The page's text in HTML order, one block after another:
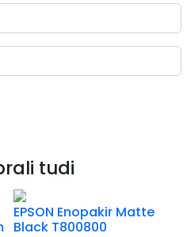
tudi
EPSON Enopakir Matte
Black T800800